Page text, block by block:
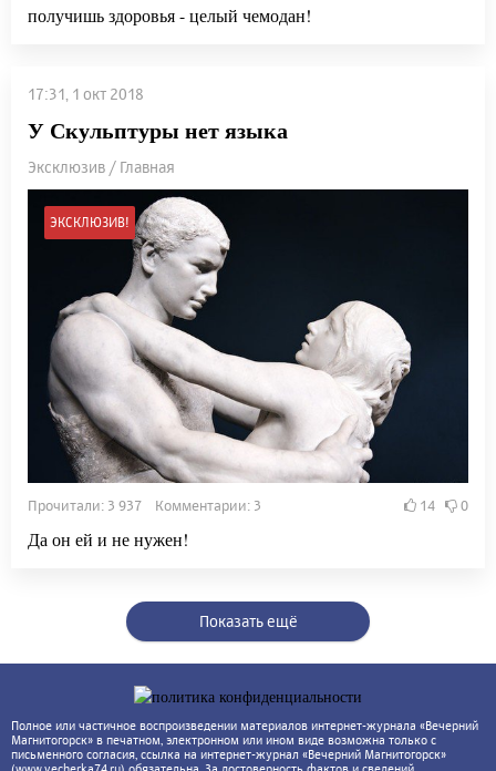
получишь здоровья - целый чемодан!
17:31, 1 окт 2018
У Скульптуры нет языка
Эксклюзив / Главная
ЭКСКЛЮЗИВ!
Прочитали: 3 937 Комментарии: 3 14 0
Да он ей и не нужен!
Показать ещё
Полное или частичное воспроизведении материалов интернет-журнала «Вечерний
Магнитогорск» в печатном, электронном или ином виде возможна только с
письменного согласия, ссылка на интернет-журнал «Вечерний Магнитогорск»